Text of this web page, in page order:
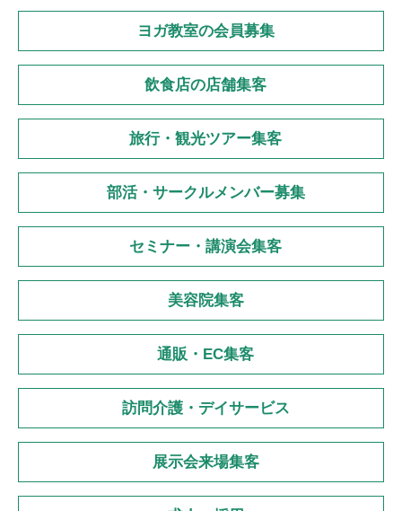
ヨガ教室の会員募集
飲食店の店舗集客
旅行・観光ツアー集客
部活・サークルメンバー募集
セミナー・講演会集客
美容院集客
通販・EC集客
訪問介護・デイサービス
展示会来場集客